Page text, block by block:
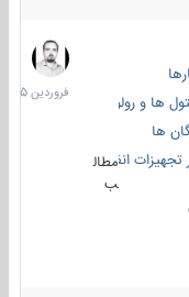
و رولورها
ها
انفرادی
مطال
ب
17
فروردین
1405